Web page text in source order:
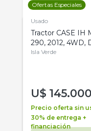
Ofertas Especiales
Usado
Tractor CASE IH
290, 2012, 4WD,
Isla Verde
U$ 145.000
Precio oferta sin
30% de entrega +
financiación